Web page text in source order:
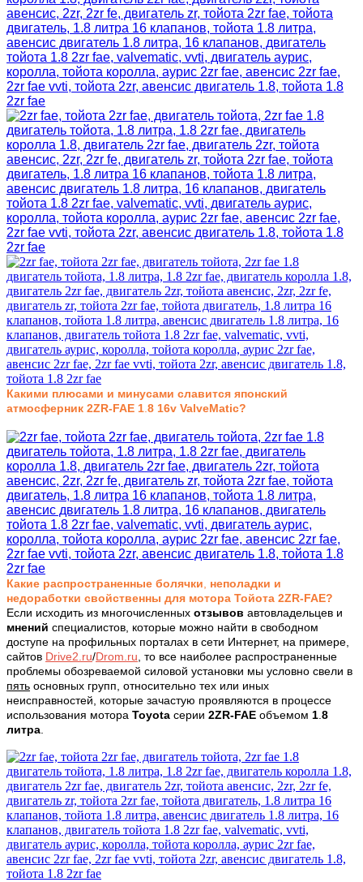
Какими плюсами и минусами славится японский
атмосферник 2ZR-FAE 1 8 16v ValveMatic?
Какие распространенные болячки неполадки и
недоработки свойственны для мотора Тойота 2ZR-FAE?
Если исходить из многочисленных отзывов автовладельцев и
мнений специалистов, которые можно найти в свободном
доступе на профильных порталах в сети Интернет, на примере,
сайтов Drive2.ru/Drom.ru , то все наиболее распространенные
проблемы обозреваемой силовой установки мы условно свели в
пять основных групп, относительно тех или иных
неисправностей, которые зачастую проявляются в процессе
использования мотора Toyota серии 2ZR-FAE объемом 1 8
литра